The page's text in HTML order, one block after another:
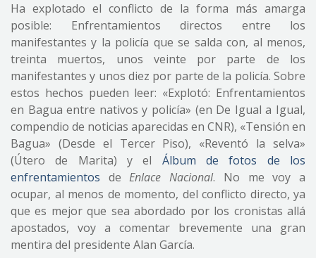
Ha explotado el conflicto de la forma más amarga
posible: Enfrentamientos directos entre los
manifestantes y la policía que se salda con, al menos,
treinta muertos, unos veinte por parte de los
manifestantes y unos diez por parte de la policía. Sobre
estos hechos pueden leer: «Explotó: Enfrentamientos
en Bagua entre nativos y policía» (en De Igual a Igual,
compendio de noticias aparecidas en CNR), «Tensión en
Bagua» (Desde el Tercer Piso), «Reventó la selva»
(Útero de Marita) y el Álbum de fotos de los
enfrentamientos deEnlace Nacional. No me voy a
ocupar, al menos de momento, del conflicto directo, ya
que es mejor que sea abordado por los cronistas allá
apostados, voy a comentar brevemente una gran
mentira del presidente Alan García.